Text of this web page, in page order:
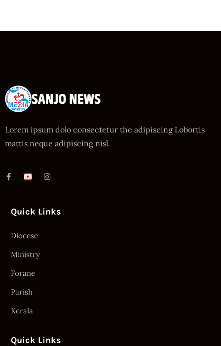
Lorem ipsum dolo consectetur the adipiscing Lobortis
mattis neque adipiscing nisl.
Quick Links
Diocese
Ministry
Forane
Parish
Kerala
Quick Links